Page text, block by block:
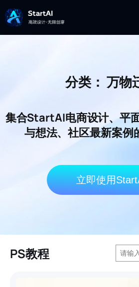
分类： 万物
集合StartAI电商设计、平
与想法、社区最新案例
立即使用
PS教程
搜
索